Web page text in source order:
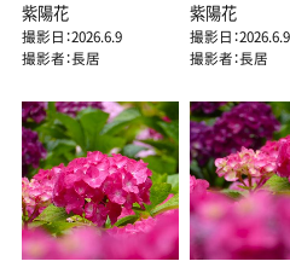
紫陽花
撮影日：2026.6.9
撮影者：長居
紫陽花
撮影日：2026.6.9
撮影者：長居